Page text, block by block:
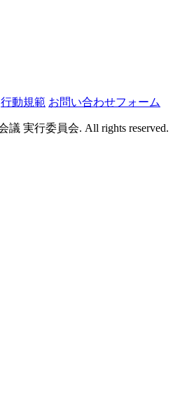
行動規範 お問い合わせフォーム
実行委員会. All rights reserved.